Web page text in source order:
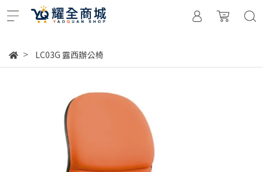
LC03G 露西辦公椅